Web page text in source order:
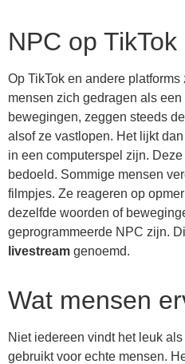
NPC op
Op TikTok en andere
mensen zich gedragen als
bewegingen, zeggen steeds
alsof ze vastlopen. Het lijkt
in een computerspel zijn.
bedoeld. Sommige mensen
filmpjes. Ze reageren op
dezelfde woorden of
geprogrammeerde NPC zijn.
livestream genoemd.
Wat mensen
Niet iedereen vindt het leuk
gebruikt voor echte mensen.